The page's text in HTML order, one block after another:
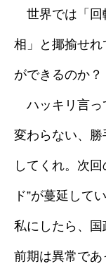
採用情報
ブログ
世界では「回
相」と揶揄せ
ができるのか？
ハッキリ言っ
変わらない、
してくれ。次
ド”が蔓延してい
私にしたら、国
前期は異常で